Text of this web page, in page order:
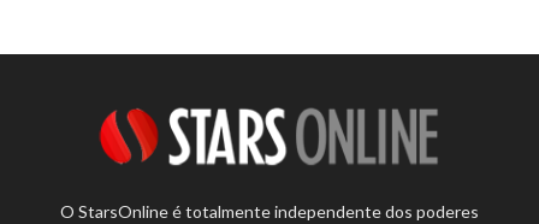
O StarsOnline é totalmente independente dos poderes